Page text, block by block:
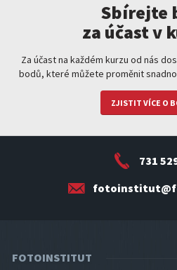
Sbírejte
za účast v
Za účast na každém kurzu od nás
bodů, které můžete proměnit
ZJISTIT VÍCE O
731
FOTOINSTITUT